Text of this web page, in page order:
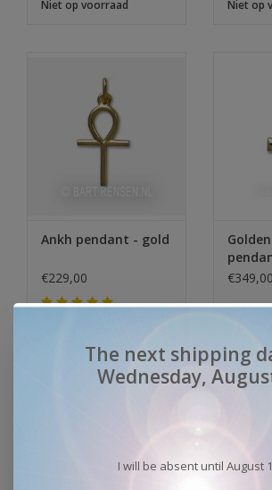
Niet op voorraad Niet op
Ankh pendant - gold
€229,00
€349,00
The next shipping
Wednesday,
I will be absent until August